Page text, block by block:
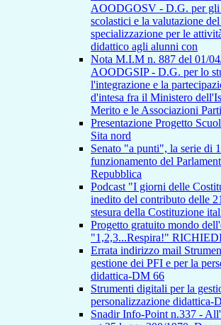
AOODGOSV - D.G. per gli
scolastici e la valutazione
specializzazione per le
didattico agli alunni con
Nota M.I.M n. 887 del 01/
AOODGSIP - D.G. per lo
l'integrazione e la
d'intesa fra il Ministero
Merito e le Associazioni
Presentazione Progetto
Sita nord
Senato "a punti", la serie di
funzionamento del
Repubblica
Podcast "I giorni delle
inedito del contributo delle
stesura della Costituzione
Progetto gratuito mondo
"1,2,3...Respira!"
Errata indirizzo mail
gestione dei PFI e per la
didattica-DM 66
Strumenti digitali per la
personalizzazione didattica-
Snadir Info-Point n.337 -